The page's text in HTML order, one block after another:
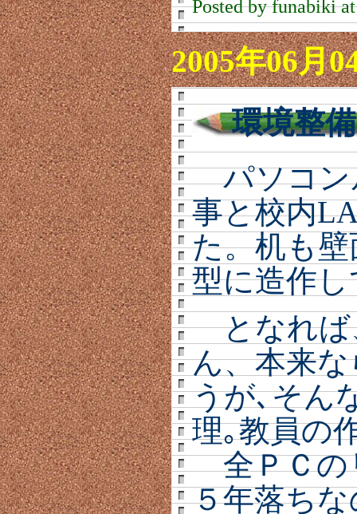
Posted by funabiki
2005年06月
環境整備
パソコン
事と校内
た。机も
型に造作
となれば
ん、本来
うが､そん
理｡教員の
全ＰＣの
５年落ちな